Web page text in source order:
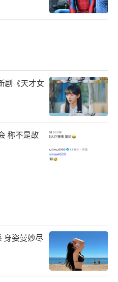
剧《天才女
称不是故
身姿曼妙尽